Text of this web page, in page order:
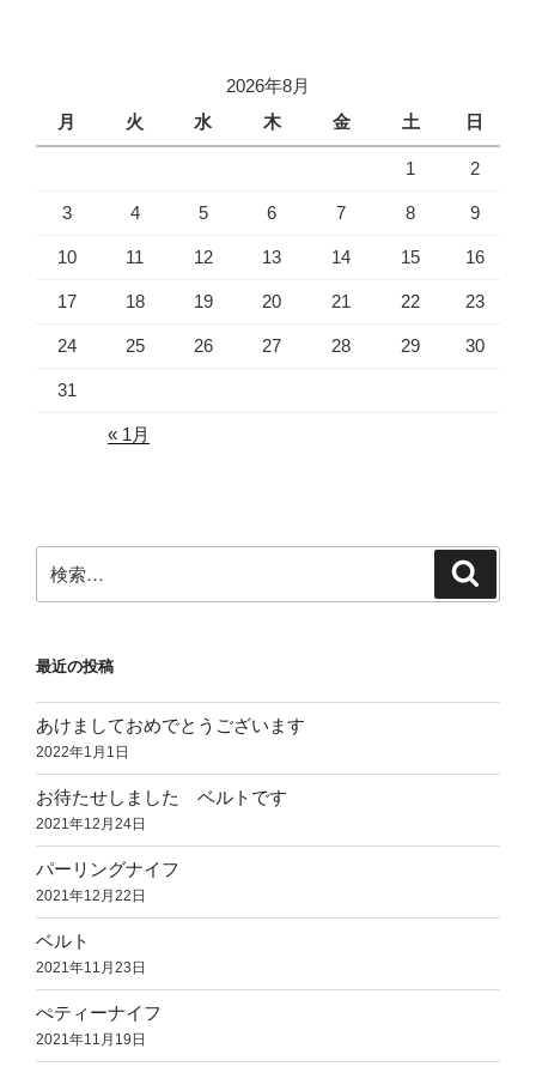
2026年8月
月
火 水 木 金 土 日
1 2
3 4 5 6 7 8 9
10 11 12 13 14 15 16
17 18 19 20 21 22 23
24 25 26 27 28 29 30
31
« 1月
索:
最近の投稿
あけましておめでとうございます
2022年1月1日
お待たせしました ベルトです
2021年12月24日
パーリングナイフ
2021年12月22日
ベルト
2021年11月23日
ぺティーナイフ
2021年11月19日